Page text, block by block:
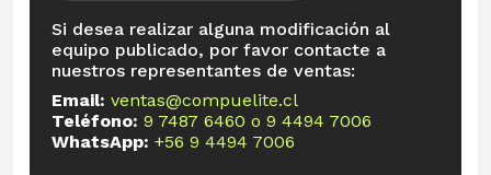
Si desea realizar alguna modificación al
equipo publicado, por favor contacte a
nuestros representantes de ventas:
Email: ventas@compuelite.cl
Teléfono: 9 7487 6460 o 9 4494 7006
WhatsApp: +56 9 4494 7006